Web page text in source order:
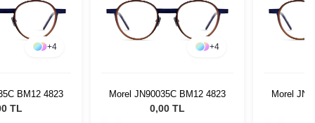
+4
BM12 4823
TL
+4
Morel JN90035C BM12 4823
0,00 TL
Morel